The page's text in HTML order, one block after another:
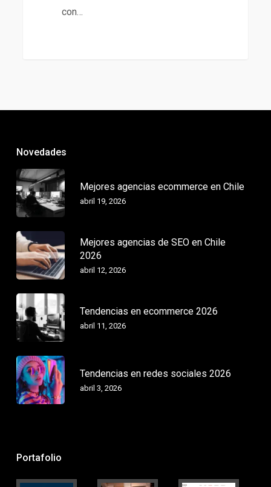
con…
Novedades
Mejores agencias ecommerce en Chile
abril 19, 2026
Mejores agencias de SEO en Chile
2026
abril 12, 2026
Tendencias en ecommerce 2026
abril 11, 2026
Tendencias en redes sociales 2026
abril 3, 2026
Portafolio